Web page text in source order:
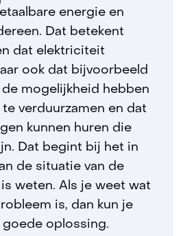
energie en
Dat betekent
dat elektriciteit
ook dat bijvoorbeeld
mogelijkheid hebben
verduurzamen en dat
kunnen huren die
Dat begint bij het in
de situatie van de
weten. Als je weet wat
is, dan kun je
goede oplossing.